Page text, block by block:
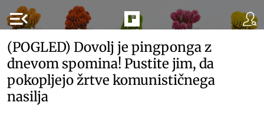
menu_open
(POGLED) Dovolj je pingponga z
dnevom spomina! Pustite jim, da
pokopljejo žrtve komunističnega
nasilja